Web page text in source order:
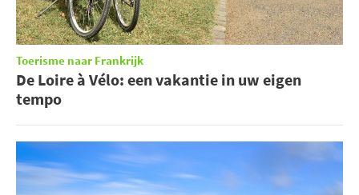
Toerisme naar Frankrijk
De Loire à Vélo: een vakantie in uw eigen
tempo